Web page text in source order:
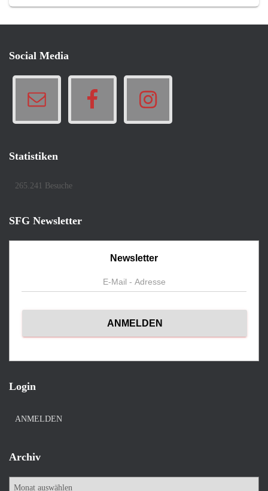
Social Media
Statistiken
265.241 Besuche
SFG Newsletter
Newsletter
Login
ANMELDEN
Archiv
A